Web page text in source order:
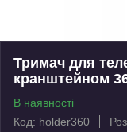
Тримач для
кранштейном
В наявності
Код: holder360